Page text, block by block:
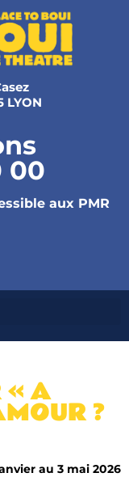
LYON
00
aux PMR
« A
?
au 3 mai 2026